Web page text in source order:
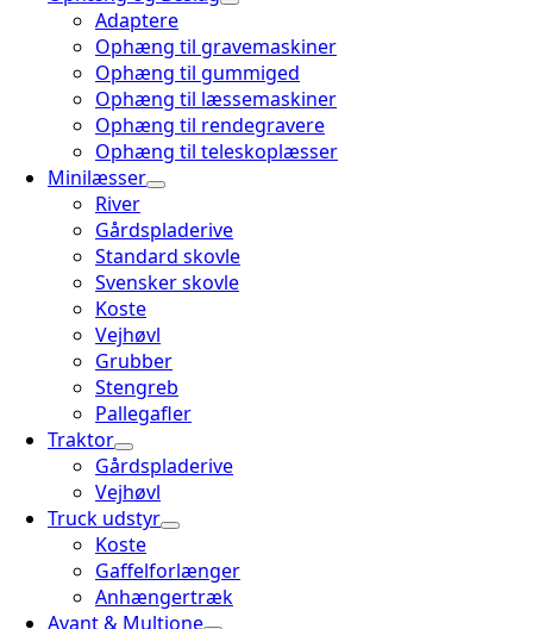
Adaptere
Ophæng til gravemaskiner
Ophæng til gummiged
Ophæng til læssemaskiner
Ophæng til rendegravere
Ophæng til teleskoplæsser
Minilæsser
River
Gårdspladerive
Standard skovle
Svensker skovle
Koste
Vejhøvl
Grubber
Stengreb
Pallegafler
Traktor
Gårdspladerive
Vejhøvl
Truck udstyr
Koste
Gaffelforlænger
Anhængertræk
Avant & Multione